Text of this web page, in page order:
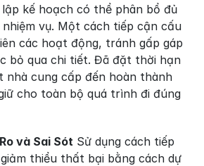
kế hoạch có thể phân bổ đủ
vụ. Một cách tiếp cận cấu
các hoạt động, tránh gấp gáp
bỏ qua chi tiết. Đã đặt thời hạn
cung cấp đến hoàn thành
cho toàn bộ quá trình đi đúng
và Sai Sót Sử dụng cách tiếp
thiểu thất bại bằng cách dự